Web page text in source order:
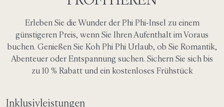
Erleben Sie die Wunder der Phi Phi-Insel zu einem
günstigeren Preis, wenn Sie Ihren Aufenthalt im Voraus
buchen. Genießen Sie Koh Phi Phi Urlaub, ob Sie Romantik,
Abenteuer oder Entspannung suchen. Sichern Sie sich bis
zu 10 % Rabatt und ein kostenloses Frühstück
Inklusivleistungen